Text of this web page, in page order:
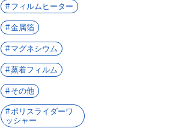
フィルムヒーター
金属箔
マグネシウム
蒸着フィルム
その他
ポリスライダーワ
ッシャー